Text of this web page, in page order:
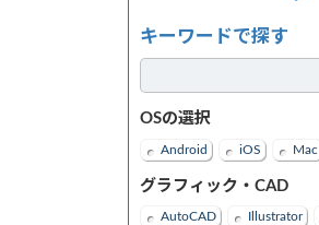
キーワードで探す
OSの選択
Android iOS Mac
グラフィック・CAD
AutoCAD Illustrator